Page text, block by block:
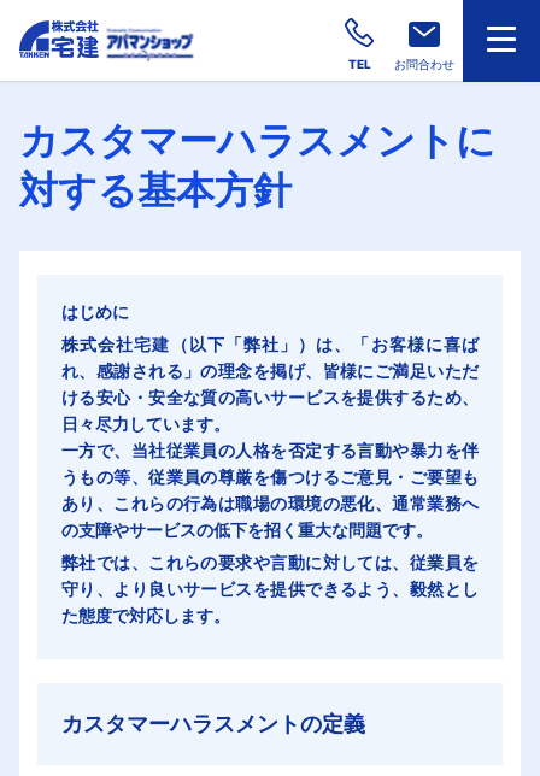
TEL お問合わせ
カスタマーハラスメントに
対する基本方針
はじめに
株式会社宅建（以下「弊社」）は、「お客様に喜ば
れ、感謝される」の理念を掲げ、皆様にご満足いただ
ける安心・安全な質の高いサービスを提供するため、
日々尽力しています。
一方で、当社従業員の人格を否定する言動や暴力を伴
うもの等、従業員の尊厳を傷つけるご意見・ご要望も
あり、これらの行為は職場の環境の悪化、通常業務へ
の支障やサービスの低下を招く重大な問題です。
弊社では、これらの要求や言動に対しては、従業員を
守り、より良いサービスを提供できるよう、毅然とし
た態度で対応します。
カスタマーハラスメントの定義